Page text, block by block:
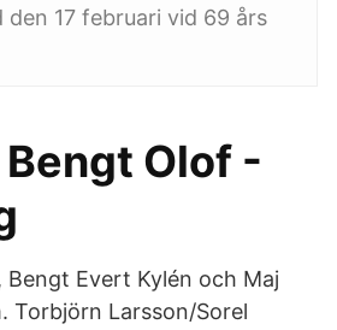
den 17 februari vid 69 års
Olof -
Bengt Evert Kylén och Maj
Torbjörn Larsson/Sorel